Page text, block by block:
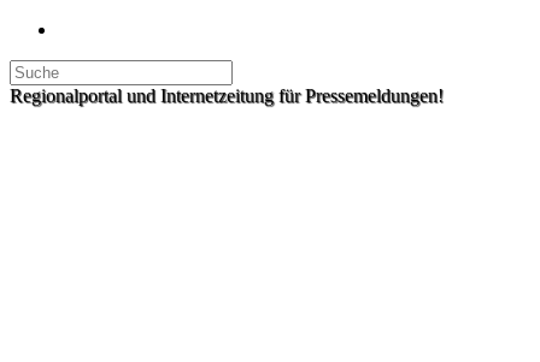
Regionalportal und Internetzeitung für Pressemeldungen!